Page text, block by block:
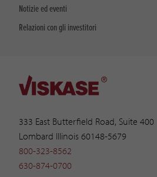
333 East Butterfield Road, Suite 400
Lombard Illinois 60148-5679
800-323-8562
630-874-0700
Notizie ed eventi
Relazioni con gli investitori